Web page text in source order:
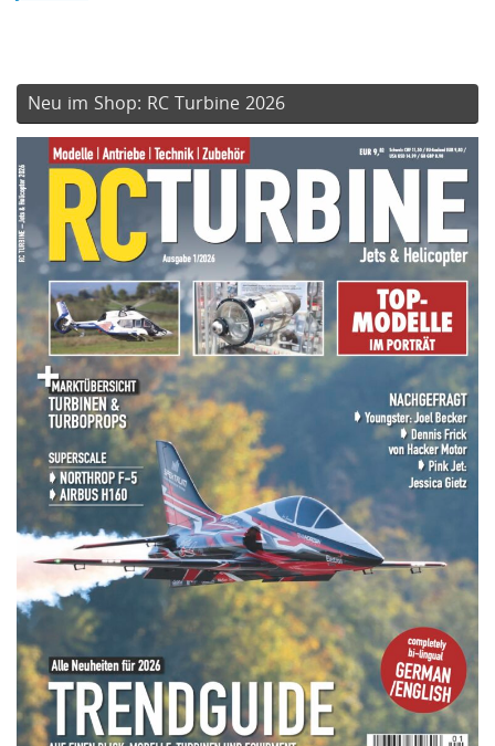
Neu im Shop: RC Turbine 2026